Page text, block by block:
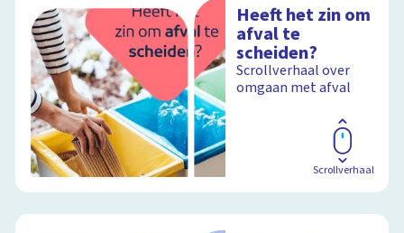
Heeft het zin om
afval te
scheiden?
Scrollverhaal over
omgaan met afval
Scrollverhaal